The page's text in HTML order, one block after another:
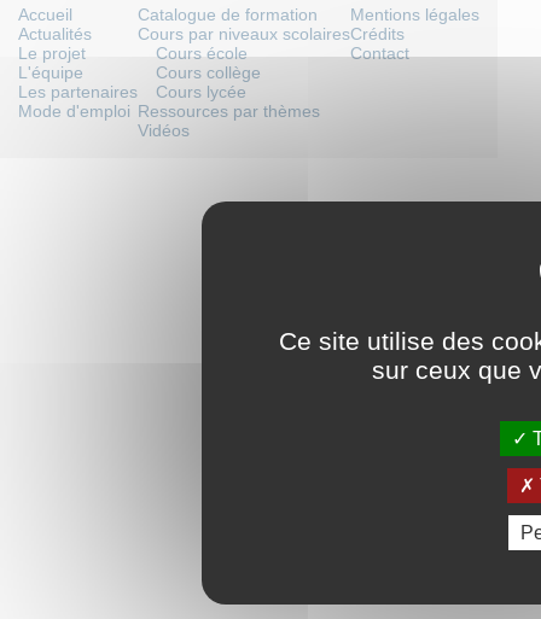
Accueil
Actualités
Le projet
L'équipe
Les partenaires
Mode d'emploi
Catalogue de formation
Cours par niveaux scolaires
Cours école
Cours collège
Cours lycée
Ressources par thèmes
Vidéos
Mentions légales
Crédits
Contact
Ce site utilise des
sur ceux que